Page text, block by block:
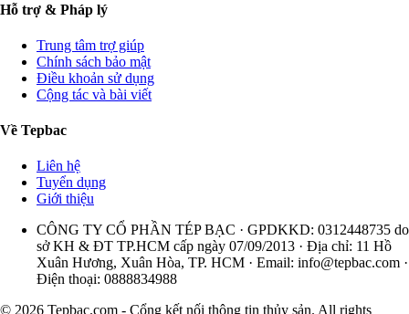
Hỗ trợ & Pháp lý
Trung tâm trợ giúp
Chính sách bảo mật
Điều khoản sử dụng
Cộng tác và bài viết
Về Tepbac
Liên hệ
Tuyển dụng
Giới thiệu
CÔNG TY CỔ PHẦN TÉP BẠC · GPDKKD: 0312448735 do
sở KH & ĐT TP.HCM cấp ngày 07/09/2013 · Địa chỉ: 11 Hồ
Xuân Hương, Xuân Hòa, TP. HCM · Email: info@tepbac.com ·
Điện thoại: 0888834988
© 2026 Tepbac.com - Cổng kết nối thông tin thủy sản. All rights